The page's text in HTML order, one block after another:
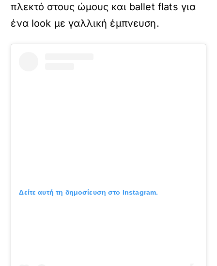
πλεκτό στους ώμους και ballet flats για
ένα look με γαλλική έμπνευση.
Δείτε αυτή τη δημοσίευση στο Instagram.